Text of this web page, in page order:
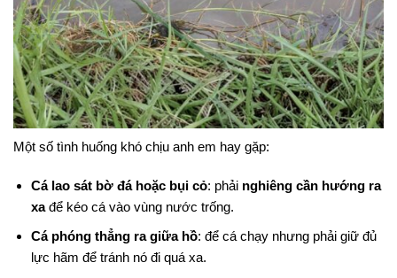
Một số tình huống khó chịu anh em hay gặp:
Cá lao sát bờ đá hoặc bụi cỏ: phải nghiêng cần hướng ra
xađể kéo cá vào vùng nước trống.
Cá phóng thẳng ra giữa hồ: để cá chạy nhưng phải giữ đủ
lực hãm để tránh nó đi quá xa.